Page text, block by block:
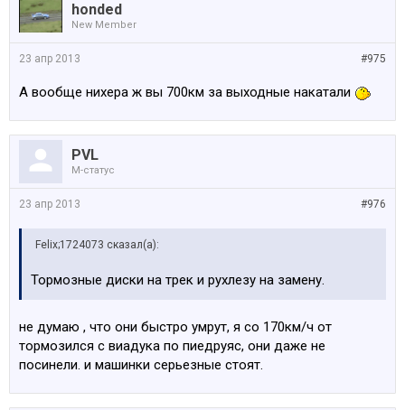
honded
New Member
#975
23 апр 2013
А вообще нихера ж вы 700км за выходные накатали
PVL
M-статус
#976
23 апр 2013
Felix;1724073 сказал(а):
Тормозные диски на трек и рухлезу на замену.
не думаю , что они быстро умрут, я со 170км/ч от
тормозился с виадука по пиедруяс, они даже не
посинели. и машинки серьезные стоят.